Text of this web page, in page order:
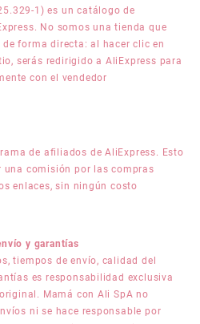
1) es un catálogo de
No somos una tienda que
forma directa: al hacer clic en
serás redirigido a AliExpress para
con el vendedor
de afiliados de AliExpress. Esto
comisión por las compras
enlaces, sin ningún costo
y garantías
tiempos de envío, calidad del
es responsabilidad exclusiva
Mamá con Ali SpA no
ni se hace responsable por